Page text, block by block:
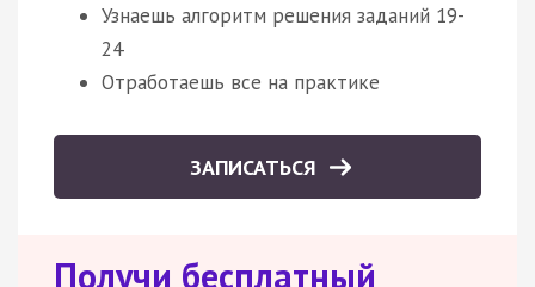
Узнаешь алгоритм решения заданий 19-
24
Отработаешь все на практике
ЗАПИСАТЬСЯ
Получи бесплатный